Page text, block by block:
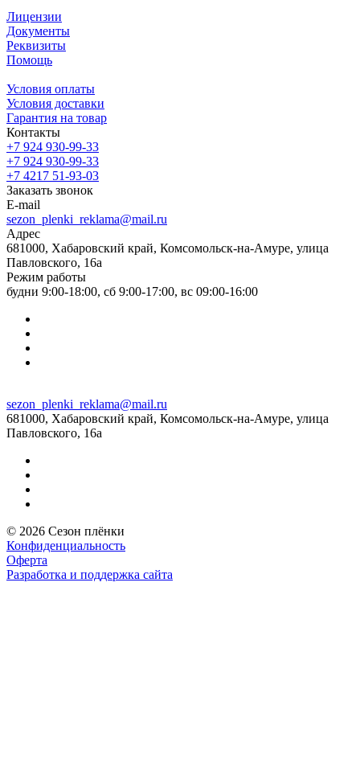
Лицензии
Документы
Реквизиты
Помощь
Условия оплаты
Условия доставки
Гарантия на товар
Контакты
+7 924 930-99-33
+7 924 930-99-33
+7 4217 51-93-03
Заказать звонок
E-mail
sezon_plenki_reklama@mail.ru
Адрес
681000, Хабаровский край, Комсомольск-на-Амуре, улица
Павловского, 16а
Режим работы
будни 9:00-18:00, сб 9:00-17:00, вс 09:00-16:00
sezon_plenki_reklama@mail.ru
681000, Хабаровский край, Комсомольск-на-Амуре, улица
Павловского, 16а
© 2026 Сезон плёнки
Конфиденциальность
Оферта
Разработка и поддержка сайта